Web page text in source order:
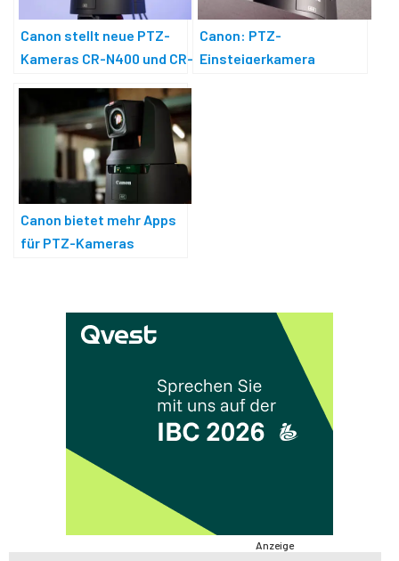
Canon stellt neue PTZ-
Kameras CR-N400 und CR-
Canon: PTZ-
Einsteigerkamera
Canon bietet mehr Apps
für PTZ-Kameras
Anzeige